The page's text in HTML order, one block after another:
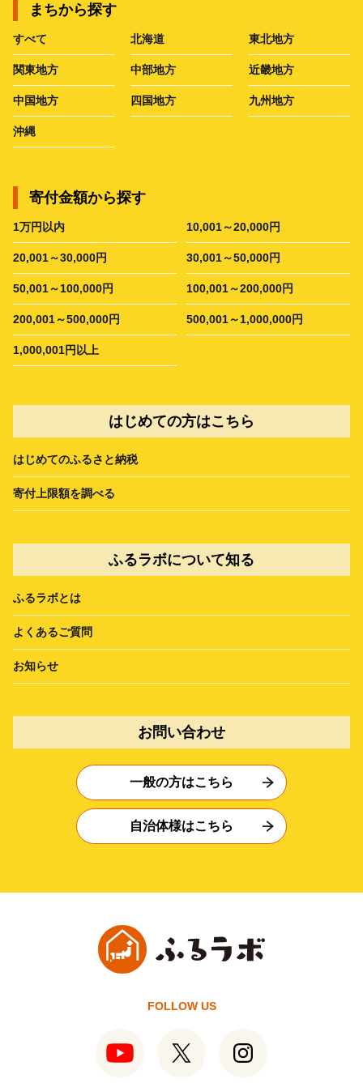
まちから探す
すべて 北海道 東北地方
関東地方 中部地方 近畿地方
中国地方 四国地方 九州地方
沖縄
寄付金額から探す
1万円以内 10,001～20,000円
20,001～30,000円 30,001～50,000円
50,001～100,000円 100,001～200,000円
200,001～500,000円 500,001～1,000,000円
1,000,001円以上
はじめての方はこちら
はじめてのふるさと納税
寄付上限額を調べる
ふるラボについて知る
ふるラボとは
よくあるご質問
お知らせ
お問い合わせ
一般の方はこちら
自治体様はこちら
FOLLOW US